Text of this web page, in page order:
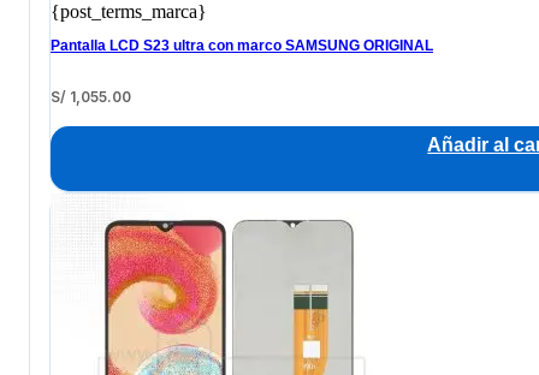
{post_terms_marca}
Pantalla LCD S23 ultra con marco SAMSUNG ORIGINAL
S/ 1,055.00
Añadir al